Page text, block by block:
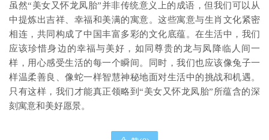
虽然“美女又怀龙凤胎”并非传统意义上的成语，但我们可以从
中提炼出吉祥、幸福和美满的寓意。这些寓意与生肖文化紧密
相连，共同构成了中国丰富多彩的文化底蕴。在生活中，我们
应该珍惜身边的幸福与美好，如同尊贵的龙与凤降临人间一
样，用心感受生活的每一个瞬间。同时，我们也应该像兔子一
样温柔善良、像蛇一样智慧神秘地面对生活中的挑战和机遇。
只有这样，我们才能真正领略到“美女又怀龙凤胎”所蕴含的深
刻寓意和美好愿景。